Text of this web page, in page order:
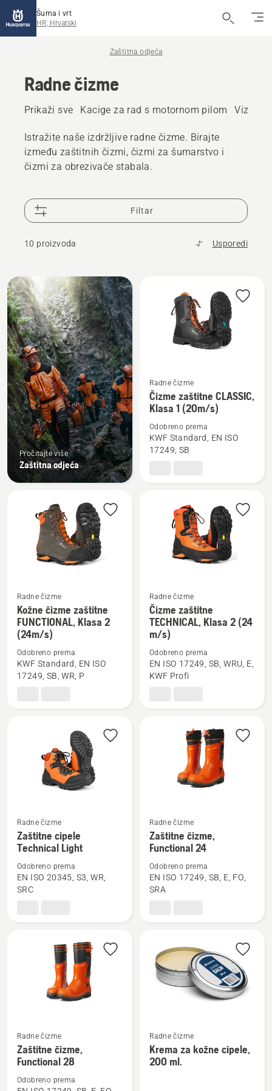
Šuma i vrt
HR, Hrvatski
Zaštitna odjeća
Radne čizme
Prikaži sve Kacige za rad s motornom pilom Viziri i
Istražite naše izdržljive radne čizme. Birajte
između zaštitnih čizmi, čizmi za šumarstvo i
čizmi za obrezivače stabala.
Filtar
10 proizvoda Usporedi
Učitaj
sve
proizvode
Pročitajte više
Zaštitna odjeća
Pogledajte
više
detalja
Čizme
(20m/s)
Radne čizme
Čizme zaštitne CLASSIC,
Klasa 1 (20m/s)
Odobreno prema
KWF Standard, EN ISO
17249, SB
Pogledajte
više
detalja
Kožne
čizme
(24m/s)
Radne čizme
Kožne čizme zaštitne
FUNCTIONAL, Klasa 2
(24m/s)
Odobreno prema
KWF Standard, EN ISO
17249, SB, WR, P
Pogledajte
više
detalja
Čizme
zaštitne
Radne čizme
Čizme zaštitne
TECHNICAL, Klasa 2 (24
m/s)
Odobreno prema
EN ISO 17249, SB, WRU, E,
KWF Profi
Pogledajte
više
detalja
Zaštitne
Radne čizme
Zaštitne cipele
Technical Light
Odobreno prema
EN ISO 20345, S3, WR,
SRC
Pogledajte
više
detalja
Zaštitne
Radne čizme
Zaštitne čizme,
Functional 24
Odobreno prema
EN ISO 17249, SB, E, FO,
SRA
Pogledajte
više
detalja
Radne čizme
Zaštitne čizme,
Functional 28
Odobreno prema
Pogledajte
više
detalja
Radne čizme
Krema za kožne cipele,
200 ml.